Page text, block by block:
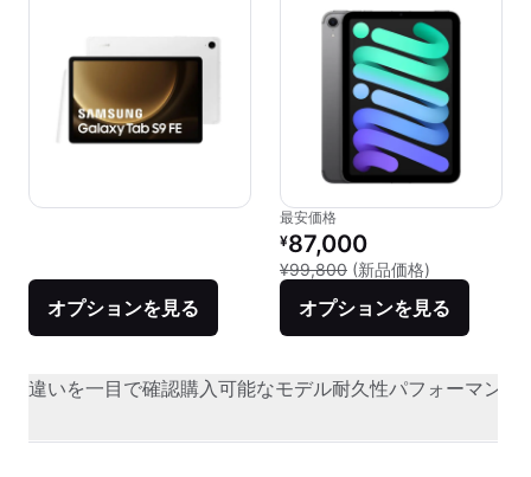
オプションを見る
最安価格
リファービッシュ品の価格：
¥87,000
¥99,800 (新品価格)
オプションを見る
違いを一目で確認購入可能なモデル耐久性パフォーマンス